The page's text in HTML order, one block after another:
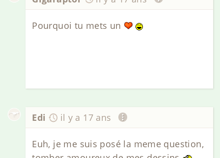
Pourquoi tu mets un
Edi il y a 17 ans
Euh, je me suis posé la meme question,